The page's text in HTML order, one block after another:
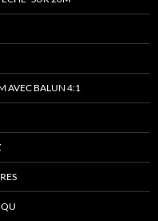
AVEC BALUN 4:1